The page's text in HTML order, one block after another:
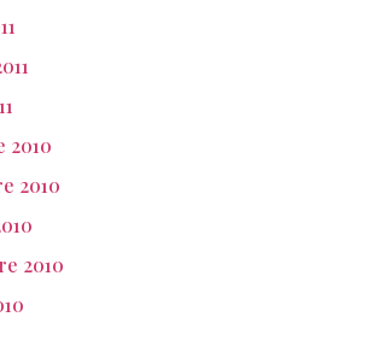
2010
2010
2010